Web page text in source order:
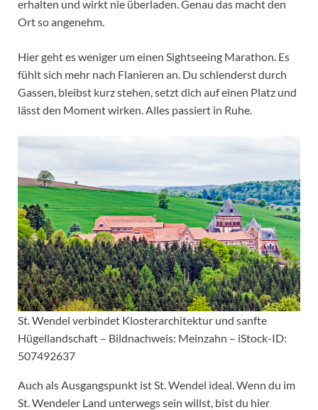
erhalten und wirkt nie überladen. Genau das macht den
Ort so angenehm.
Hier geht es weniger um einen Sightseeing Marathon. Es
fühlt sich mehr nach Flanieren an. Du schlenderst durch
Gassen, bleibst kurz stehen, setzt dich auf einen Platz und
lässt den Moment wirken. Alles passiert in Ruhe.
St. Wendel verbindet Klosterarchitektur und sanfte
Hügellandschaft – Bildnachweis: Meinzahn – iStock-ID:
507492637
Auch als Ausgangspunkt ist St. Wendel ideal. Wenn du im
St. Wendeler Land unterwegs sein willst, bist du hier